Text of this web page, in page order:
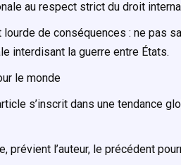
au respect strict du droit
lourde de conséquences : ne pas
interdisant la guerre entre États.
le monde
s’inscrit dans une tendance
prévient l’auteur, le précédent